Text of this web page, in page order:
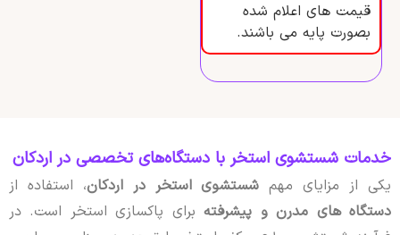
قیمت های اعلام شده
بصورت پایه می باشند.
خدمات شستشوی استخر با دستگاه‌های تخصصی در اردکان
یکی از مزایای مهم شستشوی استخر در اردکان، استفاده از
دستگاه های مدرن و پیشرفتهبرای پاکسازی استخر است. در